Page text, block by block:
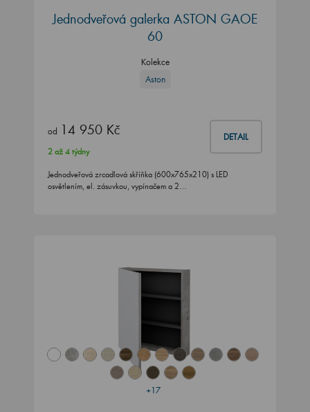
Jednodveřová galerka ASTON GAOE
60
Kolekce
Aston
od 14 950 Kč DETAIL
2 až 4 týdny
Jednodveřová zrcadlová skříňka (600x765x210) s LED
osvětlením, el. zásuvkou, vypínačem a 2…
+17